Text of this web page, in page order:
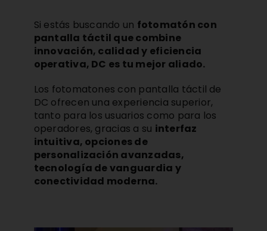
Si estás buscando un fotomatón con
pantalla táctil que combine
innovación, calidad y eficiencia
operativa, DC es tu mejor aliado.
Los fotomatones con pantalla táctil de
DC ofrecen una experiencia superior,
tanto para los usuarios como para los
operadores, gracias a su interfaz
intuitiva, opciones de
personalización avanzadas,
tecnología de vanguardia y
conectividad moderna.